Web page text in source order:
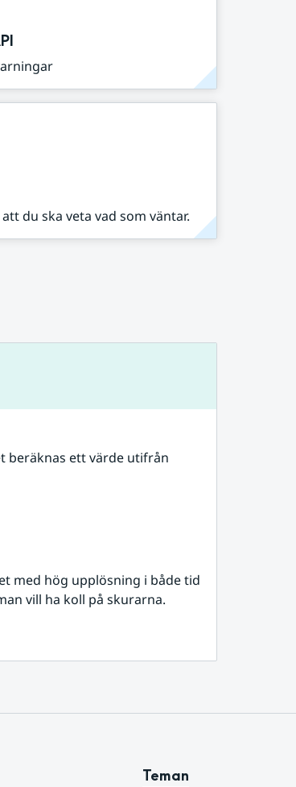
du ska veta vad som väntar.
beräknas ett värde utifrån
med hög upplösning i både tid
vill ha koll på skurarna.
Teman